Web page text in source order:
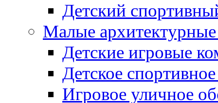
Детский
Малые
Детские игровые
Детское
Игровое уличное